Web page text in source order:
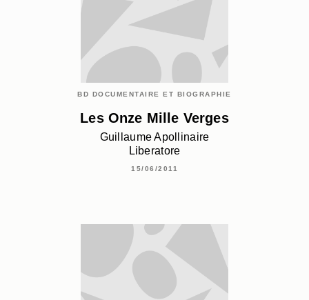
BD DOCUMENTAIRE ET BIOGRAPHIE
Les Onze Mille Verges
Guillaume Apollinaire
Liberatore
15/06/2011